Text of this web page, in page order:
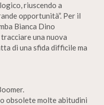
riuscendo a
opportunità”. Per il
Bianca Dino
una nuova
di una sfida difficile ma
obsolete molte abitudini